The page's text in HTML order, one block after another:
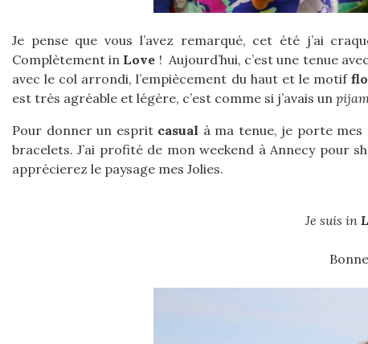
Je pense que vous l’avez remarqué, cet été j’ai
Complètement in Love ! Aujourd’hui, c’est une tenue
avec le col arrondi, l’empiècement du haut et le motif
est très agréable et légère, c’est comme si j’avais un
Pour donner un esprit casual à ma tenue, je porte mes
bracelets. J’ai profité de mon weekend à Annecy pour
apprécierez le paysage mes Jolies.
Je suis in